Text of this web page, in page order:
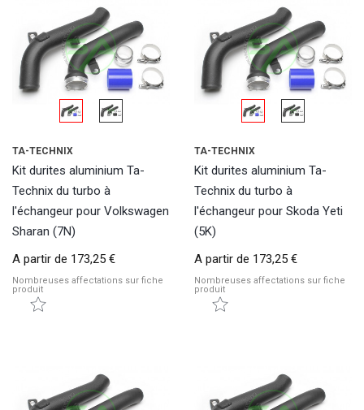
TA-TECHNIX
Kit durites aluminium Ta-
Technix du turbo à
l'échangeur pour Volkswagen
Sharan (7N)
A partir de 173,25 €
Nombreuses affectations sur fiche
produit
TA-TECHNIX
Kit durites aluminium Ta-
Technix du turbo à
l'échangeur pour Skoda Yeti
(5K)
A partir de 173,25 €
Nombreuses affectations sur fiche
produit